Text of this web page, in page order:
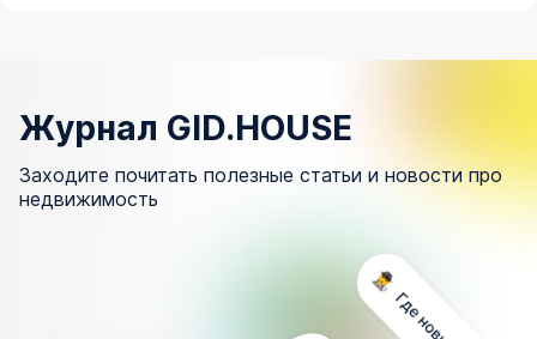
Журнал GID.HOUSE
Заходите почитать полезные статьи и новости про
недвижимость